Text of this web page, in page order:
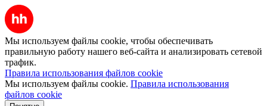
Мы используем файлы cookie, чтобы обеспечивать
правильную работу нашего веб-сайта и анализировать сетевой
трафик.
Правила использования файлов cookie
Мы используем файлы cookie. Правила использования
файлов cookie